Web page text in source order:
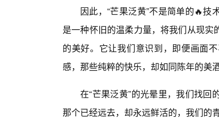
因此，“芒果泛黄”不是简单的🔥
是一种怀旧的温柔力量，将我们从现
的美好。它让我们意识到，即便画面
感，那些纯粹的快乐，却如同陈年的美
在“芒果泛黄”的光晕里，我们找
那个已经远去，却永远鲜活的，我们的